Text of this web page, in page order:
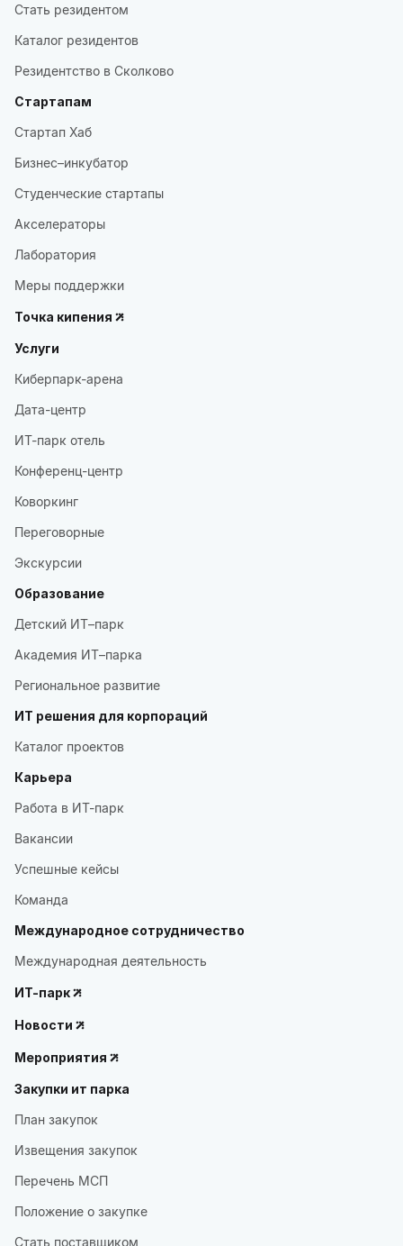
Стать резидентом
Каталог резидентов
Резидентство в Сколково
Стартапам
Стартап Хаб
Бизнес–инкубатор
Студенческие стартапы
Акселераторы
Лаборатория
Меры поддержки
Точка кипения
Услуги
Киберпарк-арена
Дата-центр
ИТ-парк отель
Конференц-центр
Коворкинг
Переговорные
Экскурсии
Образование
Детский ИТ–парк
Академия ИТ–парка
Региональное развитие
ИТ решения для корпораций
Каталог проектов
Карьера
Работа в ИТ-парк
Вакансии
Успешные кейсы
Команда
Международное сотрудничество
Международная деятельность
ИТ-парк
Новости
Мероприятия
Закупки ит парка
План закупок
Извещения закупок
Перечень МСП
Положение о закупке
Стать поставщиком